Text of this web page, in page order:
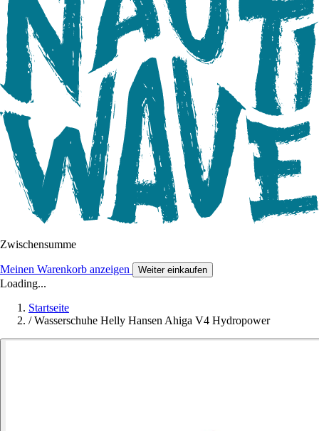
Zwischensumme
Meinen Warenkorb anzeigen Weiter einkaufen
Loading...
Startseite
/ Wasserschuhe Helly Hansen Ahiga V4 Hydropower